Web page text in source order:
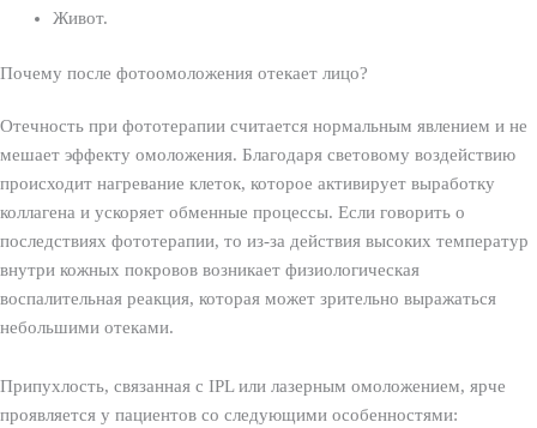
Живот.
Почему после фотоомоложения отекает лицо?
Отечность при фототерапии считается нормальным явлением и не
мешает эффекту омоложения. Благодаря световому воздействию
происходит нагревание клеток, которое активирует выработку
коллагена и ускоряет обменные процессы. Если говорить о
последствиях фототерапии, то из-за действия высоких температур
внутри кожных покровов возникает физиологическая
воспалительная реакция, которая может зрительно выражаться
небольшими отеками.
Припухлость, связанная с IPL или лазерным омоложением, ярче
проявляется у пациентов со следующими особенностями: